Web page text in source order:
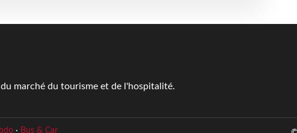
marché du tourisme et de l'hospitalité.
· Bus & Car